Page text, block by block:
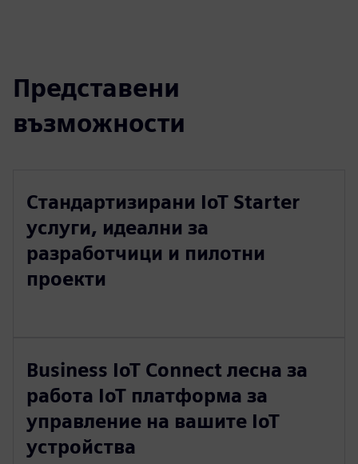
Представени
възможности
Стандартизирани IoT Starter
услуги, идеални за
разработчици и пилотни
проекти
Business IoT Connect лесна за
работа IoT платформа за
управление на вашите IoT
устройства